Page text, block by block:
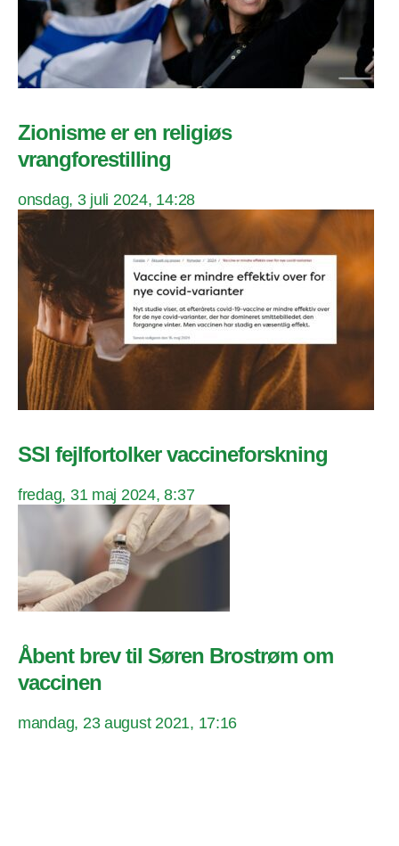
Zionisme er en religiøs
vrangforestilling
onsdag, 3 juli 2024, 14:28
SSI fejlfortolker vaccineforskning
fredag, 31 maj 2024, 8:37
Åbent brev til Søren Brostrøm om
vaccinen
mandag, 23 august 2021, 17:16